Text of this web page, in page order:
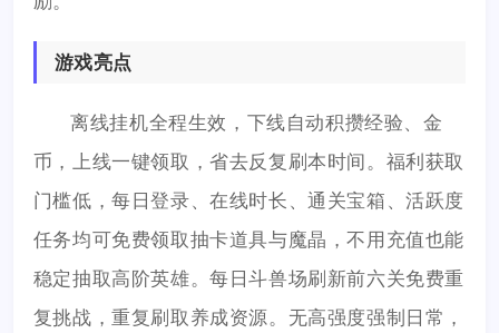
游戏亮点
离线挂机全程生效，下线自动积攒经验、金
币，上线一键领取，省去反复刷本时间。福利获取
门槛低，每日登录、在线时长、通关宝箱、活跃度
任务均可免费领取抽卡道具与魔晶，不用充值也能
稳定抽取高阶英雄。每日斗兽场刷新前六关免费重
复挑战，重复刷取养成资源。无高强度强制日常，